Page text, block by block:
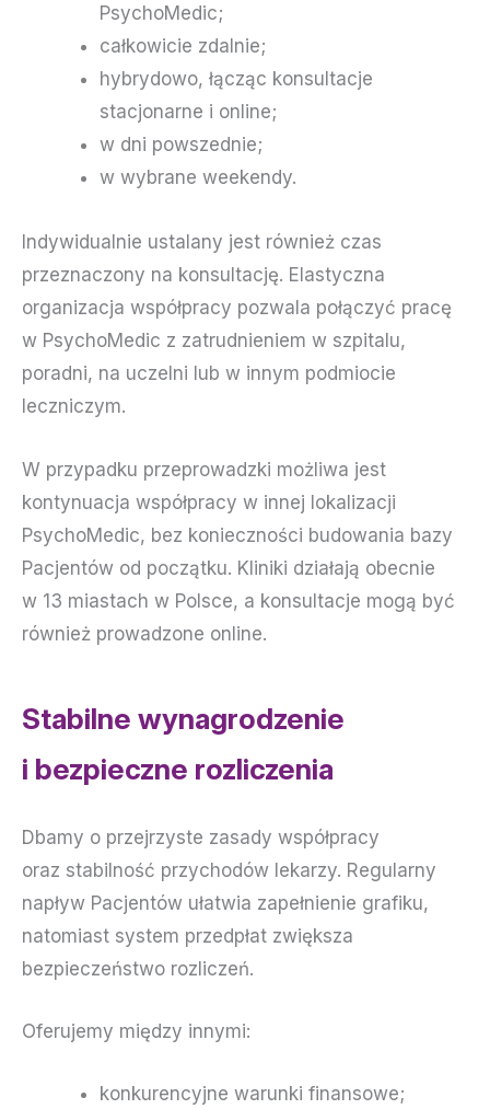
PsychoMedic;
całkowicie zdalnie;
hybrydowo, łącząc konsultacje
stacjonarne i online;
w dni powszednie;
w wybrane weekendy.
Indywidualnie ustalany jest również czas
przeznaczony na konsultację. Elastyczna
organizacja współpracy pozwala połączyć pracę
w PsychoMedic z zatrudnieniem w szpitalu,
poradni, na uczelni lub w innym podmiocie
leczniczym.
W przypadku przeprowadzki możliwa jest
kontynuacja współpracy w innej lokalizacji
PsychoMedic, bez konieczności budowania bazy
Pacjentów od początku. Kliniki działają obecnie
w 13 miastach w Polsce, a konsultacje mogą być
również prowadzone online.
Stabilne wynagrodzenie
i bezpieczne rozliczenia
Dbamy o przejrzyste zasady współpracy
oraz stabilność przychodów lekarzy. Regularny
napływ Pacjentów ułatwia zapełnienie grafiku,
natomiast system przedpłat zwiększa
bezpieczeństwo rozliczeń.
Oferujemy między innymi:
konkurencyjne warunki finansowe;